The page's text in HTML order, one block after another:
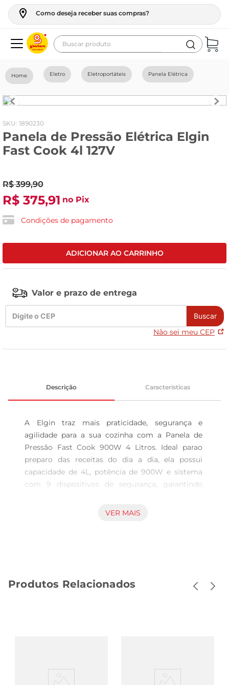
Como deseja receber suas compras?
Buscar produto
Eletro Eletroportáteis Panela Elétrica
: 1890230
Panela de Pressão Elétrica Elgin
Fast Cook 4l 127V
R$ 399,90
R$ 375,91 no Pix
Condições de pagamento
ADICIONAR AO CARRINHO
Valor e prazo de entrega
Buscar
Não sei meu CEP
Descrição Características
A Elgin traz mais praticidade, segurança e
agilidade para a sua cozinha com a Panela de
Pressão Fast Cook 900W 4 Litros. Ideal parao
preparo das receitas do dia a dia, ela possui
capacidade de 4L, potência de 900W e sistema
com 9 dispositivos de segurança, garantindo
sabor e textura por muito mais tempo.
para trazer ainda mais praticidade ao seu dia a dia.
VER MAIS
Produtos Relacionados
geladeira
fogao
café
cerveja
leite
leite pó
celular